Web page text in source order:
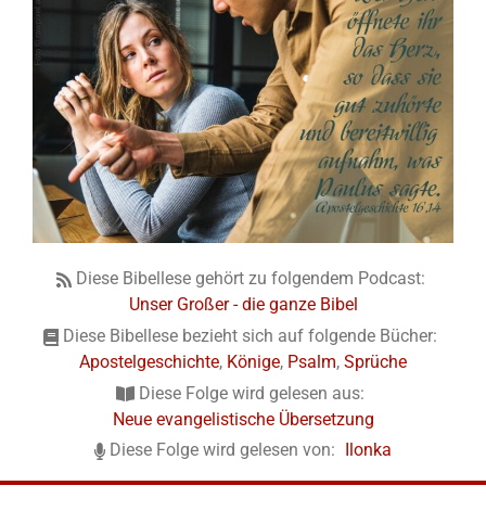
Diese Bibellese gehört zu folgendem Podcast:
Unser Großer - die ganze Bibel
Diese Bibellese bezieht sich auf folgende Bücher:
Apostelgeschichte, Könige, Psalm, Sprüche
Diese Folge wird gelesen aus:
Neue evangelistische Übersetzung
Diese Folge wird gelesen von:
Ilonka